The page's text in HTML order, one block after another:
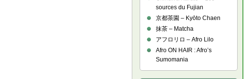
sources du Fujian
京都茶園 – Kyōto Chaen
抹茶 – Matcha
アフロリロ – Afro Lilo
Afro ON HAIR : Afro’s
Sumomania